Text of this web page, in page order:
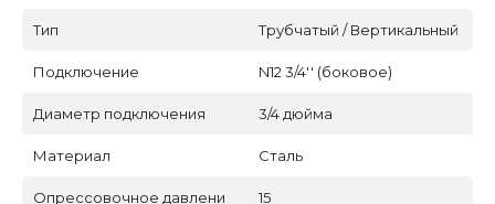
Тип Трубчатый / Вертикальный
Подключение N12 3/4'' (боковое)
Диаметр подключения 3/4 дюйма
Материал Сталь
Опрессовочное давлени
15